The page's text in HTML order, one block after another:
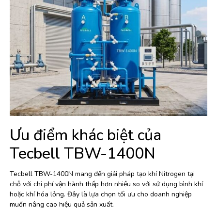
Ưu điểm khác biệt của
Tecbell TBW-1400N
Tecbell TBW-1400N mang đến giải pháp tạo khí Nitrogen tại
chỗ với chi phí vận hành thấp hơn nhiều so với sử dụng bình khí
hoặc khí hóa lỏng. Đây là lựa chọn tối ưu cho doanh nghiệp
muốn nâng cao hiệu quả sản xuất.